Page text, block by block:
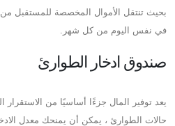
بحيث تنتقل الأموال المخصصة للمستقبل
في نفس اليوم من كل شهر.
صندوق ادخار الطوارئ
يعد توفير المال جزءًا أساسيًا من
حالات الطوارئ ، يمكن أن يمنحك معدل